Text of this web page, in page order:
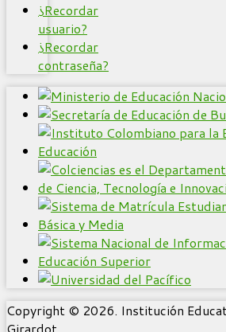
¿Recordar
usuario?
¿Recordar
contraseña?
Copyright © 2026. Institución